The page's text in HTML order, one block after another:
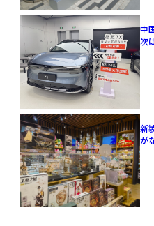
中
次
新
が